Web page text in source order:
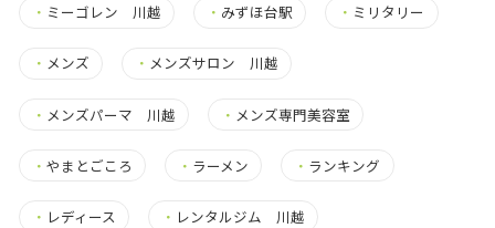
・ ミーゴレン 川越 ・ みずほ台駅 ・ ミリタリー
・ メンズ ・ メンズサロン 川越
・ メンズパーマ 川越 ・ メンズ専門美容室
・ やまとごころ ・ ラーメン ・ ランキング
・ レディース ・ レンタルジム 川越